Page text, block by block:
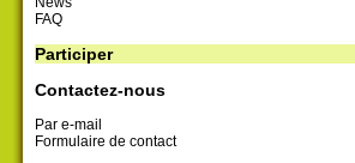
FAQ
Participer
Contactez-nous
Par e-mail
Formulaire de contact